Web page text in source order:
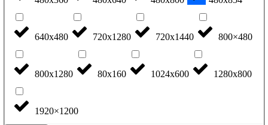
640x480 720x1280 720x1440 800×480
800x1280 80x160 1024x600 1280x800
1920×1200